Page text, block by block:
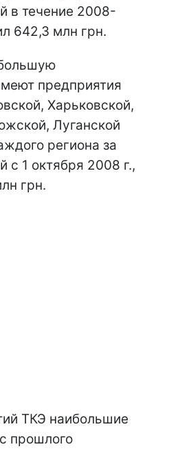
в течение 2008-
642,3 млн грн.
предприятия
Харьковской,
Луганской
региона за
с 1 октября 2008 г.,
грн.
ТКЭ наибольшие
прошлого